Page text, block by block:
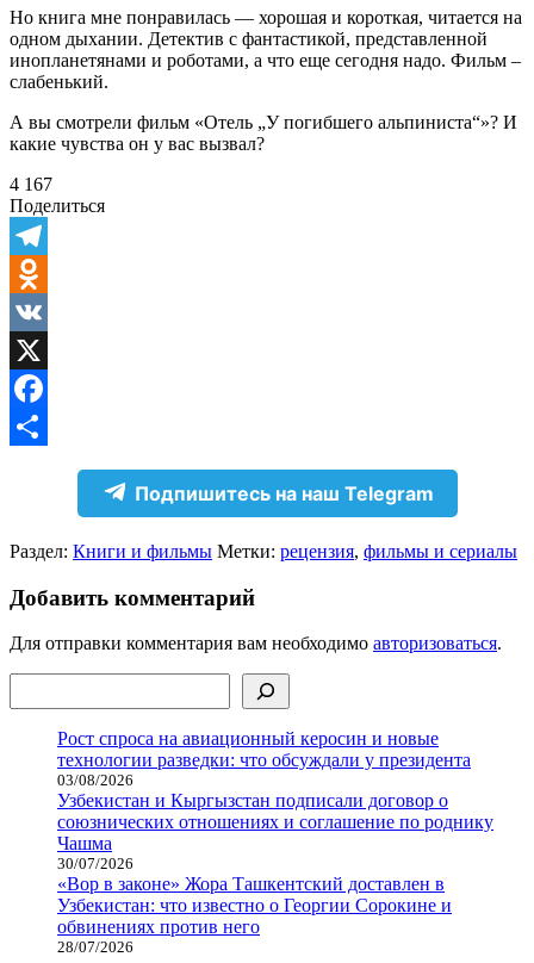
Но книга мне понравилась — хорошая и короткая, читается на
одном дыхании. Детектив с фантастикой, представленной
инопланетянами и роботами, а что еще сегодня надо. Фильм –
слабенький.
А вы смотрели фильм «Отель „У погибшего альпиниста“»? И
какие чувства он у вас вызвал?
4 167
Поделиться
Telegram
Odnoklassniki
VK
X
Facebook
Подпишитесь на наш Telegram
Раздел: Книги и фильмы Метки: рецензия, фильмы и сериалы
Добавить комментарий
Для отправки комментария вам необходимо авторизоваться.
Рост спроса на авиационный керосин и новые
технологии разведки: что обсуждали у президента
03/08/2026
Узбекистан и Кыргызстан подписали договор о
союзнических отношениях и соглашение по роднику
Чашма
30/07/2026
«Вор в законе» Жора Ташкентский доставлен в
Узбекистан: что известно о Георгии Сорокине и
обвинениях против него
28/07/2026